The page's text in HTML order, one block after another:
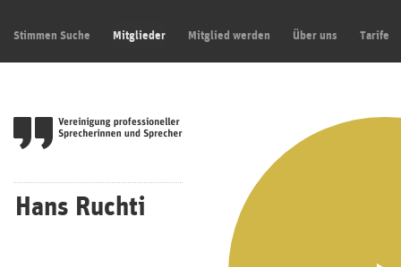
Stimmen Suche Mitglieder Mitglied werden Über uns Tarife
Hans Ruchti